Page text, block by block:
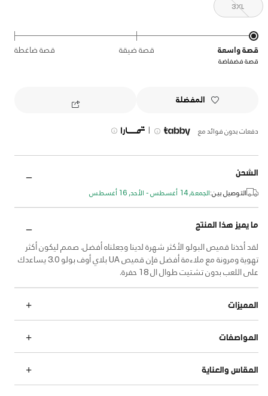
3XL
قصة واسعة قصة ضيقة قصة ضاغطة
قصة فضفاضة
المفضلة
دفعات بدون فوائد مع |
الشحن
التوصيل بين:الجمعة, 14 أغسطس - الأحد, 16 أغسطس
ما يميز هذا المنتج
لقد أخذنا قميص البولو الأكثر شهرة لدينا وجعلناه أفضل. صمم ليكون أكثر
تهوية ومرونة مع ملاءمة أفضل فإن قميص UA بلاي أوف بولو 3.0 يساعدك
على اللعب بدون تشتيت طوال ال 18 حفرة.
المميزات
المواصفات
المقاس والعناية